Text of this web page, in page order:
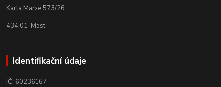
Karla Marxe 573/26
434 01 Most
Identifikační údaje
IČ: 60236167